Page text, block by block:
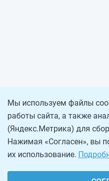
Мы используем файлы
работы сайта, а также
(Яндекс.Метрика) для
Нажимая «Согласен», вы
их использование.